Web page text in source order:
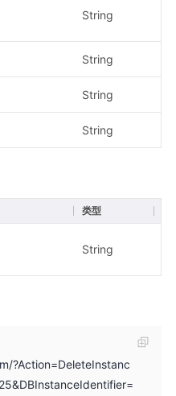
String
String
String
String
类型
String
?Action=DeleteInstanc